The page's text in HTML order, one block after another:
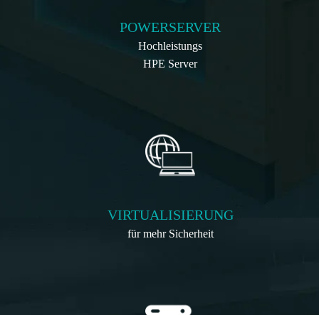
POWERSERVER
Hochleistungs
HPE Server
VIRTUALISIERUNG
für mehr Sicherheit